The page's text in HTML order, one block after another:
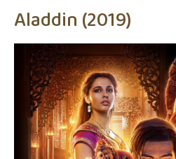
Aladdin (2019)